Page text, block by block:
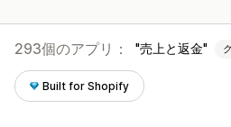
293個のアプリ： 売上と返金
Built for Shopify